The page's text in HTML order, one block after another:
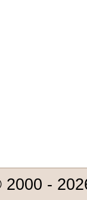
2000 -